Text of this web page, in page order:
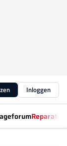
Inloggen